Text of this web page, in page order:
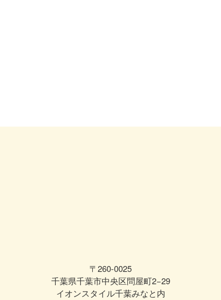
〒260-0025
千葉県千葉市中央区問屋町2−29
イオンスタイル千葉みなと内